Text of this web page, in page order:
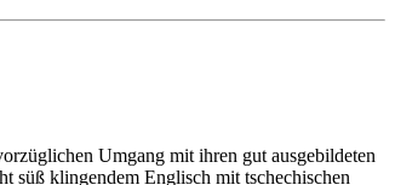
Umgang mit ihren gut ausgebildeten
süß klingendem Englisch mit tschechischen